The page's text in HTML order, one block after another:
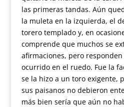
las primeras tandas. Aún
la muleta en la izquierda, el
torero templado y, en
comprende que muchos se
afirmaciones, pero
ocurrido en el ruedo. Fue la
se la hizo a un toro exigente,
sus paisanos no debieron
más bien sería que aún no